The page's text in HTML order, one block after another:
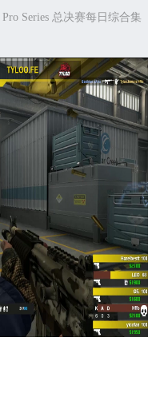
Pro Series 总决赛每日综合集